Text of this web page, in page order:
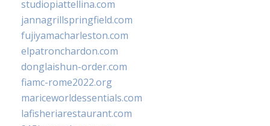
studiopiattellina.com
jannagrillspringfield.com
fujiyamacharleston.com
elpatronchardon.com
donglaishun-order.com
fiamc-rome2022.org
mariceworldessentials.com
lafisheriarestaurant.com